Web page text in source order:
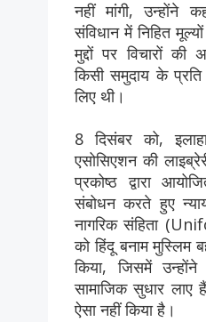
नहीं मांगी, उन्होंने
संविधान में निहित
मुद्दों पर विचारों की
किसी समुदाय के
लिए थी।
8 दिसंबर को,
एसोसिएशन की
प्रकोष्ठ द्वारा
संबोधन करते हुए
नागरिक संहिता
को हिंदू बनाम
किया, जिसमें
सामाजिक सुधार लाए
ऐसा नहीं किया है।